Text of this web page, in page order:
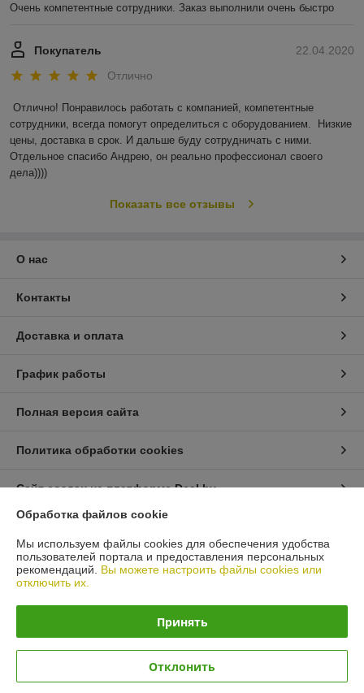
Очень компетентные сотрудники. Заказ выполнили очень быстро
22.04.2020
Покупатель
Отлично
Отлично! Понравилось работать с компанией, компетентные
сотрудники, всегда помогут определиться с оборудованием.  Низкие
цены, доставка в срок. И дальше буду сотрудничать с ними.
Отдельное спасибо Андрею, он реально профессионал своего
дела))))
Показать все отзывы
О нас
Контакты
Доставка и оплата
График работы
Полная версия сайта
Политика обработки cookies
Сайт создан на платформе Deal.by
Информация для покупателя
Юридическое лицо:ЧТУП "АрмандСервис"
225406 Брестская область, г. Барановичи, ул. Пионерская 87 офис 3
Регистрационный номер ЕГР: 291485326
Регистрационный орган: Барановичский горисполком
Дата регистрации компании: 05.06.2017
Обработка файлов cookie
Мы используем файлы cookies для обеспечения удобства
пользователей портала и предоставления персональных
рекомендаций. Вы можете настроить файлы cookies или
отключить их.
Принять
Отклонить